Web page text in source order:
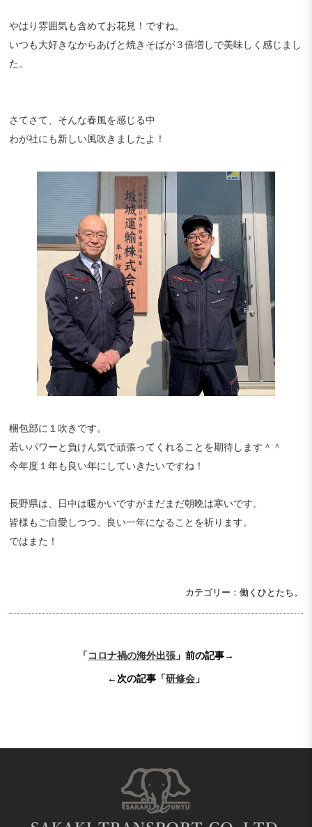
やはり雰囲気も含めてお花見！ですね。
いつも大好きなからあげと焼きそばが３倍増しで美味しく感じまし
た。
さてさて、そんな春風を感じる中
わが社にも新しい風吹きましたよ！
梱包部に１吹きです。
若いパワーと負けん気で頑張ってくれることを期待します＾＾
今年度１年も良い年にしていきたいですね！
長野県は、日中は暖かいですがまだまだ朝晩は寒いです。
皆様もご自愛しつつ、良い一年になることを祈ります。
ではまた！
カテゴリー：働くひとたち。
「コロナ禍の海外出張 」前の記事→
←次の記事「研修会 」